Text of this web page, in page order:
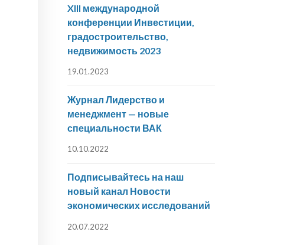
XIII международной
конференции Инвестиции,
градостроительство,
недвижимость 2023
19.01.2023
Журнал Лидерство и
менеджмент — новые
специальности ВАК
10.10.2022
Подписывайтесь на наш
новый канал Новости
экономических исследований
20.07.2022